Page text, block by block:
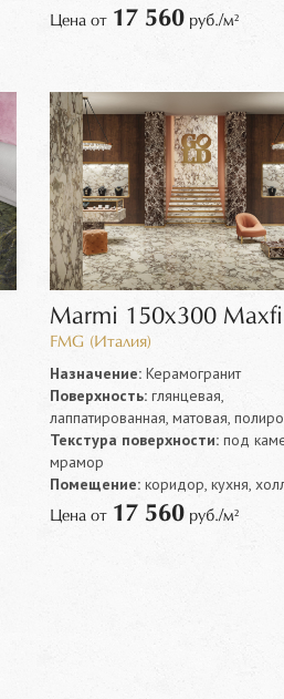
Цена от 17 560руб./м²
Marmi 150x300
FMG (Италия)
Назначение:Керамогранит
Поверхность:глянцевая,
лаппатированная, матовая,
Текстура поверхности:под
мрамор
Помещение:коридор, кухня,
Цена от 17 560руб./м²